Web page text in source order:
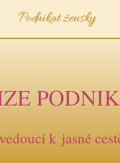
Podnikat žensky
k jasné